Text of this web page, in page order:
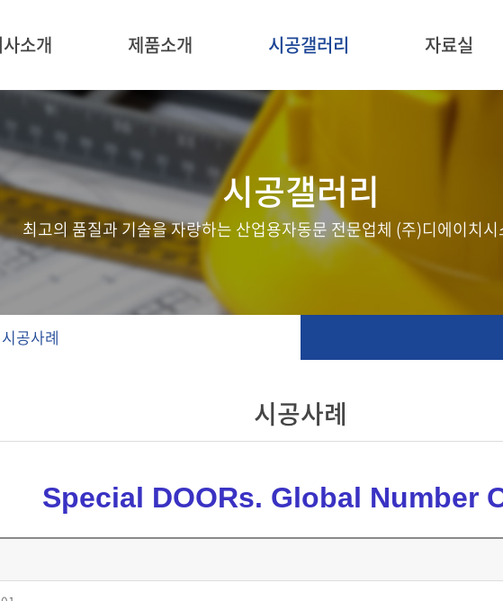
소개 제품소개 시공갤러리 자료실
시공갤러리
최고의 품질과 기술을 자랑하는 산업용자동문 전문업체 (주)디에이치
시공사례
시공사례
Special DOORs. Global Number